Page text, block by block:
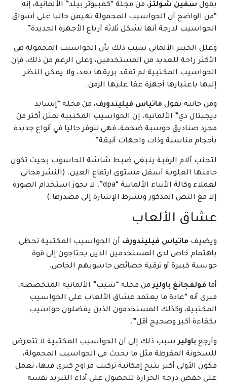
يقول سفين شولتز، من مجلة “كمبيوتر بيلد” الألمانية، إنه
“من الواضح أن الحواسيب المحمولة تهيمن حاليا على أسواق
الحواسيب لدرجة أنها تشكل ثلاثة أرباع الأجهزة الجديدة”.
وعلل الخبير الألماني سبب ذلك بأن الحواسيب المحمولة هي
الأكثر راحة للعديد من المستخدمين، وعلى الرغم من ذلك، فإن
الحواسيب المكتبية لم تفقد بريقها بعد، ولا يمكن النظر
إليها باعتبارها أجهزة عفا عليها الزمن.
ومن جانبه يقول ماتياس فيليندورف، من مجلة “إنسايد
ديجيتال دي” الألمانية، إن الحواسيب المكتبية تمثل أكثر من
مجرد صناديق حوسبة ضخمة، فهي تتوفر حاليا في أنواع جديدة
بأحجام مناسبة وذات واجهات أنيقة”.
لتجنب آلام الرقبة ينبغي ضبط شاشة الحاسوب بحيث تكون
حافتها العلوية أسفل مستوى ارتفاع العين. (النشر مجاني
لعملاء وكالة الأنباء الألمانية “dpa”. لا يجوز استخدام الصورة
إلا مع النص المذكور وبشرط الإشارة إلى مصدرها.)
عشاق الألعاب
ويضيف ماتياس فيليندورف أن الحواسيب المكتبية تحظى
باهتمام خاص لدى المستخدمين الذين يحتاجون إلى قوة
حوسبة كبيرة أو ترقية خصائص حاسوبهم الخاص.
أما فولفجانغ باوليرمن مجلة “شيب” الألمانية المتخصصة،
فيرى أنه “عادة ما يعتمد عشاق الألعاب على الحواسيب
المكتبية، وكذلك المستخدمون الذين يفضلون حواسيب
بكفاءة أكبر وضجيج أقل”.
وأرجع باوليرسبب ذلك إلى أن الحواسيب المكتبية لا تتعرض
للسخونة المفرطة مثل ما يحدث في الحواسيب المحمولة،
فكون الأولى أكبر يتيح إمكانية تركيب مراوح كبرى فيها، تعمل
على خفض درجة الحرارة للحصول على أداء التبريد نفسه